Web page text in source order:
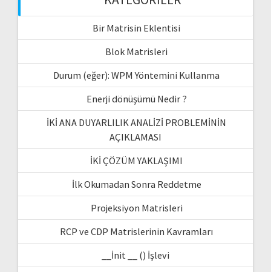
Bir Matrisin Eklentisi
Blok Matrisleri
Durum (eğer): WPM Yöntemini Kullanma
Enerji dönüşümü Nedir ?
İKİ ANA DUYARLILIK ANALİZİ PROBLEMİNİN
AÇIKLAMASI
İKİ ÇÖZÜM YAKLAŞIMI
İlk Okumadan Sonra Reddetme
Projeksiyon Matrisleri
RCP ve CDP Matrislerinin Kavramları
__İnit __ () İşlevi